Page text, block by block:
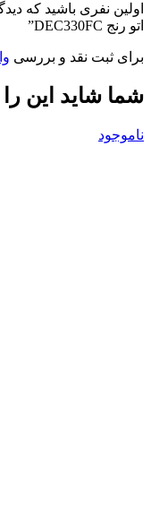
اولین نفری باشید که
اتو رنج DEC330FC”
برای ثبت نقد و بررسی
شما شاید این
ناموجود